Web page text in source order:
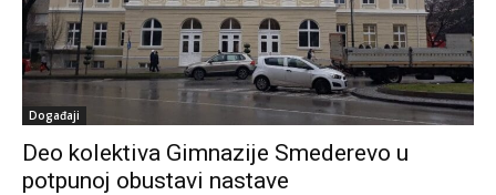
Događaji
Deo kolektiva Gimnazije Smederevo u
potpunoj obustavi nastave